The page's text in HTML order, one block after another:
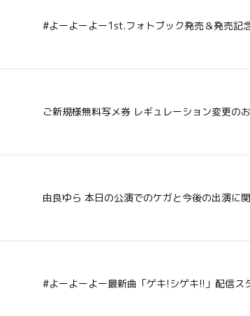
#よーよーよー1st.フォトブック発売＆発売記
ご新規様無料写メ券 レギュレーション変更の
由良ゆら 本日の公演でのケガと今後の出演に
#よーよーよー最新曲「ゲキ!シゲキ!!」配信ス